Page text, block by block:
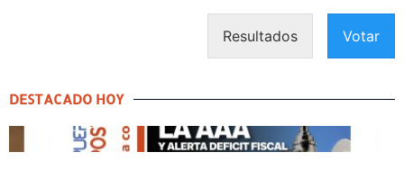
Resultados Votar
DESTACADO HOY